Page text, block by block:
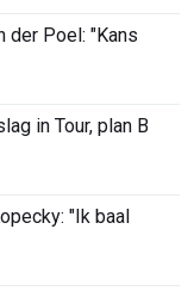
der Poel: "Kans
in Tour, plan B
"Ik baal